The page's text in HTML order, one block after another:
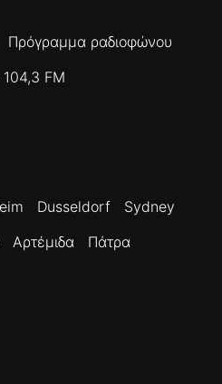
Πρόγραμμα ραδιοφώνου
104,3 FM
Dusseldorf
Sydney
Αρτέμιδα
Πάτρα